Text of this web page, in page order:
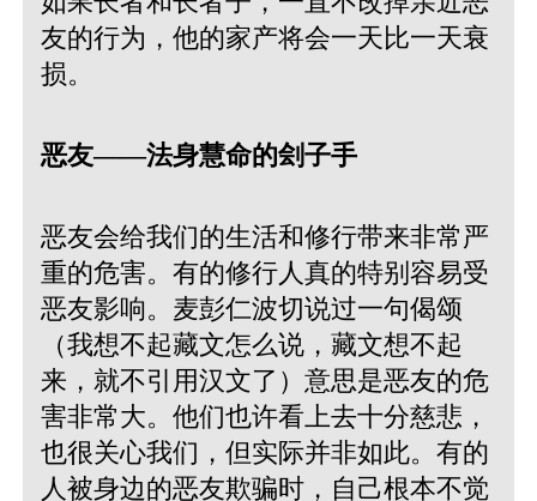
友的行为，他的家产将会一天比一天衰
损。
恶友——法身慧命的刽子手
恶友会给我们的生活和修行带来非常严
重的危害。有的修行人真的特别容易受
恶友影响。麦彭仁波切说过一句偈颂
（我想不起藏文怎么说，藏文想不起
来，就不引用汉文了）意思是恶友的危
害非常大。他们也许看上去十分慈悲，
也很关心我们，但实际并非如此。有的
人被身边的恶友欺骗时，自己根本不觉